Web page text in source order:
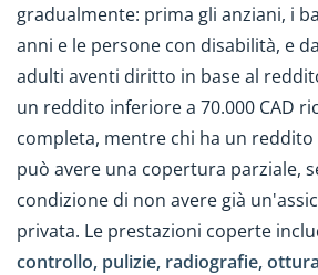
gradualmente: prima gli anziani, i
anni e le persone con disabilità, e
adulti aventi diritto in base al
un reddito inferiore a 70.000 CAD
completa, mentre chi ha un reddito
può avere una copertura parziale,
condizione di non avere già
privata. Le prestazioni coperte
controllo, pulizie, radiografie,